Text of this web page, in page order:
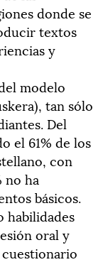
donde se
textos
y
modelo
tan sólo
Del
el 61% de los
con
no ha
básicos.
habilidades
oral y